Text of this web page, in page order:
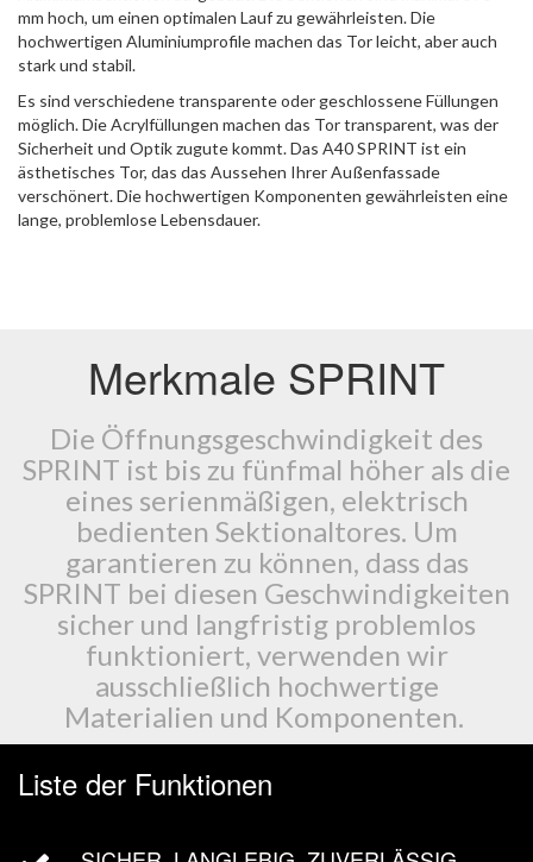
mm hoch, um einen optimalen Lauf zu gewährleisten. Die
hochwertigen Aluminiumprofile machen das Tor leicht, aber auch
stark und stabil.
Es sind verschiedene transparente oder geschlossene Füllungen
möglich. Die Acrylfüllungen machen das Tor transparent, was der
Sicherheit und Optik zugute kommt. Das A40 SPRINT ist ein
ästhetisches Tor, das das Aussehen Ihrer Außenfassade
verschönert. Die hochwertigen Komponenten gewährleisten eine
lange, problemlose Lebensdauer.
Merkmale SPRINT
Die Öffnungsgeschwindigkeit des
SPRINT ist bis zu fünfmal höher als die
eines serienmäßigen, elektrisch
bedienten Sektionaltores. Um
garantieren zu können, dass das
SPRINT bei diesen Geschwindigkeiten
sicher und langfristig problemlos
funktioniert, verwenden wir
ausschließlich hochwertige
Materialien und Komponenten.
Liste der Funktionen